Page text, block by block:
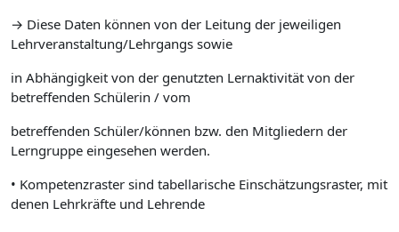
→ Diese Daten können von der Leitung der jeweiligen
Lehrveranstaltung/Lehrgangs sowie
in Abhängigkeit von der genutzten Lernaktivität von der
betreffenden Schülerin / vom
betreffenden Schüler/können bzw. den Mitgliedern der
Lerngruppe eingesehen werden.
• Kompetenzraster sind tabellarische Einschätzungsraster, mit
denen Lehrkräfte und Lehrende